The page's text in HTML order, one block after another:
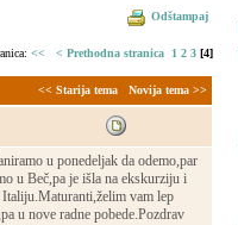
Odštampaj
<< < Prethodna stranica 1 2 3 [4]
<< Starija tema Novija tema >>
u ponedeljak da odemo,par
u Beč,pa je išla na ekskurziju i
Italiju.Maturanti,želim vam lep
u nove radne pobede.Pozdrav